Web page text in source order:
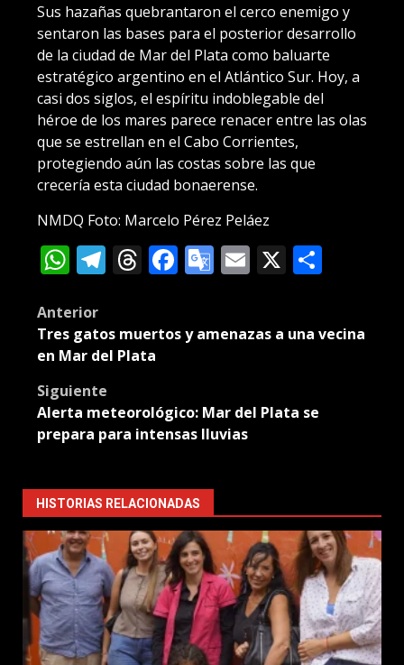
Sus hazañas quebrantaron el cerco enemigo y
sentaron las bases para el posterior desarrollo
de la ciudad de Mar del Plata como baluarte
estratégico argentino en el Atlántico Sur. Hoy, a
casi dos siglos, el espíritu indoblegable del
héroe de los mares parece renacer entre las olas
que se estrellan en el Cabo Corrientes,
protegiendo aún las costas sobre las que
crecería esta ciudad bonaerense.
NMDQ Foto: Marcelo Pérez Peláez
WhatsApp
Telegram
Threads
Facebook
Google
Email
X
Post
navigation
Anterior
Tres gatos muertos y amenazas a una vecina
en Mar del Plata
Siguiente
Alerta meteorológico: Mar del Plata se
prepara para intensas lluvias
HISTORIAS RELACIONADAS